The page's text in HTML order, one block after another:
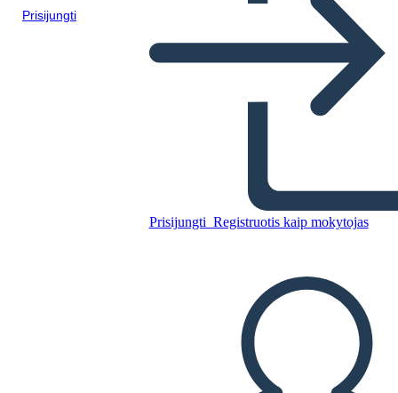
Prisijungti
Prisijungti Registruotis kaip mokytojas
PALEISTI SKAIDRIŲ DEMONSTRACIJĄ
SKAITYK MAN